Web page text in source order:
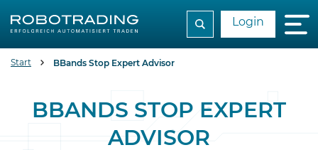
Login
Start BBands Stop Expert Advisor
BBANDS STOP EXPERT
ADVISOR